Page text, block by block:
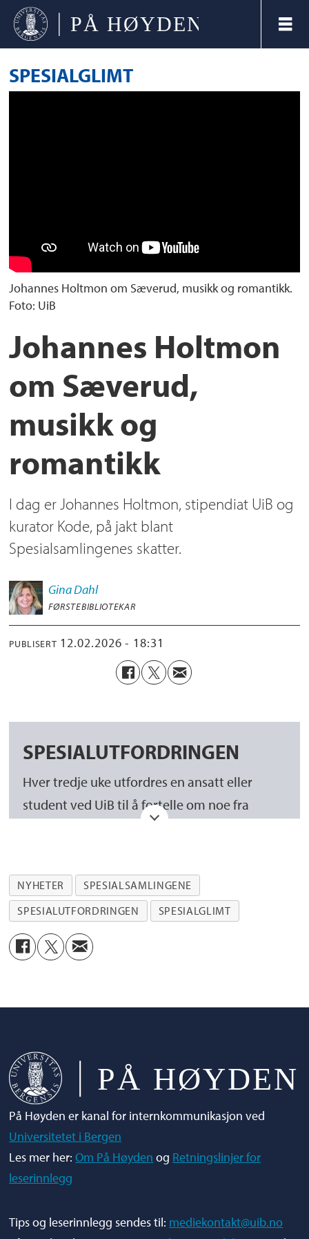
SPESIALGLIMT
Johannes Holtmon om Sæverud, musikk og romantikk.
Foto: UiB
Johannes Holtmon
om Sæverud,
musikk og
romantikk
I dag er Johannes Holtmon, stipendiat UiB og
kurator Kode, på jakt blant
Spesialsamlingenes skatter.
GinaDahl
FØRSTEBIBLIOTEKAR
PUBLISERT 12.02.2026 - 18:31
SPESIALUTFORDRINGEN
Hver tredje uke utfordres en ansatt eller
student ved UiB til å fortelle om noe fra
som du vil prate om, og bruker 2-3 minutter
til å fortelle om hvorfor du valgte nettopp
den.
NYHETER
SPESIALSAMLINGENE
SPESIALUTFORDRINGEN
SPESIALGLIMT
På Høyden er kanal for internkommunikasjon ved
Universitetet i Bergen
Les mer her:Om På Høyden og Retningslinjer for
leserinnlegg
Tips og leserinnlegg sendes til: mediekontakt@uib.no